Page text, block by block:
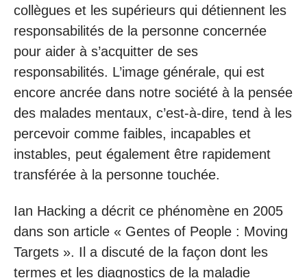
collègues et les supérieurs qui détiennent les
responsabilités de la personne concernée
pour aider à s’acquitter de ses
responsabilités. L’image générale, qui est
encore ancrée dans notre société à la pensée
des malades mentaux, c’est-à-dire, tend à les
percevoir comme faibles, incapables et
instables, peut également être rapidement
transférée à la personne touchée.
Ian Hacking a décrit ce phénomène en 2005
dans son article « Gentes of People : Moving
Targets ». Il a discuté de la façon dont les
termes et les diagnostics de la maladie